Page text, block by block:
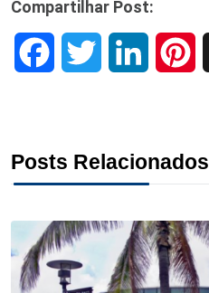
Compartilhar Post:
e
o
t k
d
t
Posts Relacionados